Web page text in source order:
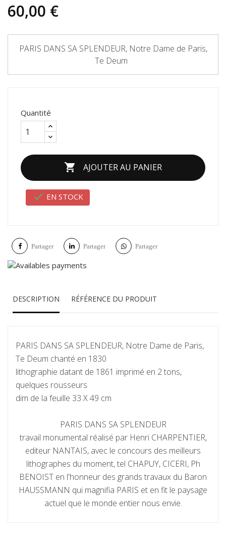
60,00 €
PARIS DANS SA SPLENDEUR, Notre Dame de Paris,
Te Deum
Quantité
 AJOUTER AU PANIER
 EN STOCK
Partager Partager Partager
DESCRIPTION RÉFÉRENCE DU PRODUIT
PARIS DANS SA SPLENDEUR, Notre Dame de Paris,
Te Deum chanté en 1830
lithographie datant de 1861 imprimé en 2 tons,
quelques rousseurs
dim de la feuille 33 X 49 cm
PARIS DANS SA SPLENDEUR
travail monumental réalisé par Henri CHARPENTIER,
editeur NANTAIS, avec le concours des meilleurs
lithographes du moment, tel CHAPUY, CICERI, Ph
BENOIST en l'honneur des grands travaux du Baron
HAUSSMANN qui magnifia PARIS et en fit le paysage
actuel que le monde entier nous envie.